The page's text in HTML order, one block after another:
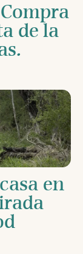
de la
en